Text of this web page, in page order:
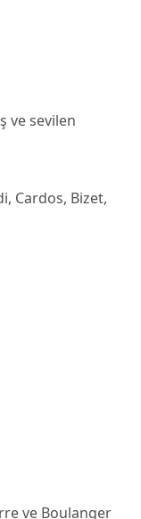
ve sevilen
Cardos, Bizet,
ve Boulanger